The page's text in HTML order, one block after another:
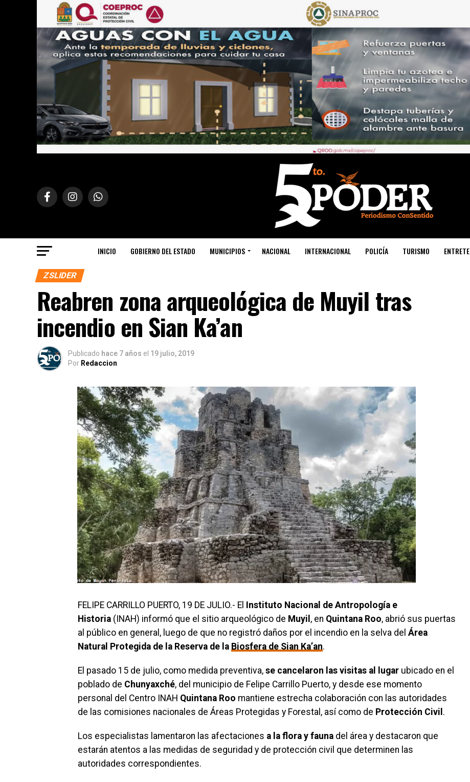
INICIO GOBIERNO DEL ESTADO MUNICIPIOS NACIONAL INTERNACIONAL POLICÍA TURISMO
ZSLIDER
Reabren zona arqueológica de Muyil tras
incendio en Sian Ka’an
Publicado hace 7 años el 19 julio, 2019
Por Redaccion
FELIPE CARRILLO PUERTO, 19 DE JULIO.- El
Instituto Nacional de Antropología e
Historia (INAH) informó que el sitio arqueológico de Muyil , en Quintana Roo, abrió sus puertas
al público en general, luego de que no registró daños por el incendio en la selva del Área
Natural Protegida de la Reserva de la Biosfera de Sian Ka’an.
El pasado 15 de julio, como medida preventiva, se cancelaron las visitas al lugar ubicado en el
poblado de Chunyaxché, del municipio de Felipe Carrillo Puerto, y desde ese momento
personal del Centro INAH Quintana Roo mantiene estrecha colaboración con las autoridades
de las comisiones nacionales de Áreas Protegidas y Forestal, así como de Protección Civil .
Los especialistas lamentaron las afectaciones a la flora y fauna del área y destacaron que
estarán atentos a las medidas de seguridad y de protección civil que determinen las
autoridades correspondientes.